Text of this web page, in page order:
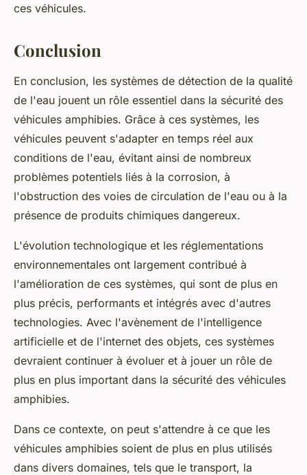
ces véhicules.
Conclusion
En conclusion, les systèmes de détection de la qualité
de l'eau jouent un rôle essentiel dans la sécurité des
véhicules amphibies. Grâce à ces systèmes, les
véhicules peuvent s'adapter en temps réel aux
conditions de l'eau, évitant ainsi de nombreux
problèmes potentiels liés à la corrosion, à
l'obstruction des voies de circulation de l'eau ou à la
présence de produits chimiques dangereux.
L'évolution technologique et les réglementations
environnementales ont largement contribué à
l'amélioration de ces systèmes, qui sont de plus en
plus précis, performants et intégrés avec d'autres
technologies. Avec l'avènement de l'intelligence
artificielle et de l'internet des objets, ces systèmes
devraient continuer à évoluer et à jouer un rôle de
plus en plus important dans la sécurité des véhicules
amphibies.
Dans ce contexte, on peut s'attendre à ce que les
véhicules amphibies soient de plus en plus utilisés
dans divers domaines, tels que le transport, la